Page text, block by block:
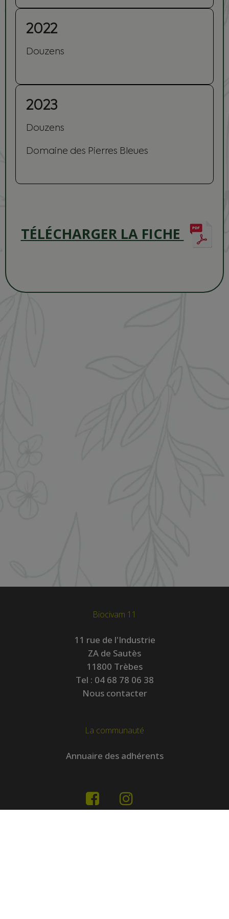
2022
Douzens
2023
Douzens
Domaine des Pierres Bleues
TÉLÉCHARGER LA FICHE
Biocivam 11
11 rue de l'Industrie
ZA de Sautès
11800 Trèbes
Tel : 04 68 78 06 38
Nous contacter
La communauté
Annuaire des adhérents